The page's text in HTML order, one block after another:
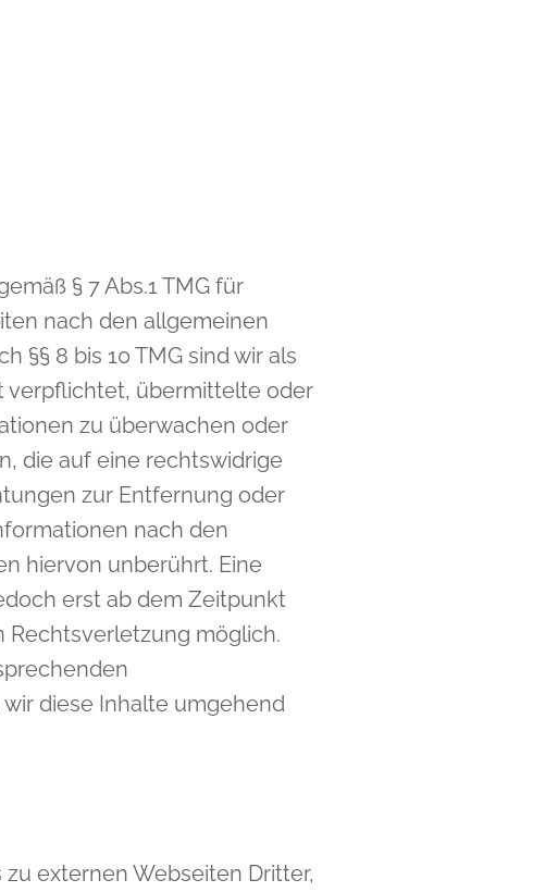
§ 7 Abs.1 TMG für
nach den allgemeinen
§§ 8 bis 10 TMG sind wir als
verpflichtet, übermittelte oder
zu überwachen oder
die auf eine rechtswidrige
zur Entfernung oder
nach den
hiervon unberührt. Eine
erst ab dem Zeitpunkt
Rechtsverletzung möglich.
diese Inhalte umgehend
externen Webseiten Dritter,